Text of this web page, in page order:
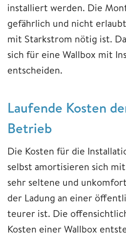
installiert werden. Die
gefährlich und nicht
mit Starkstrom nötig ist.
sich für eine Wallbox mit
entscheiden.
Laufende Kosten
Betrieb
Die Kosten für die
selbst amortisieren sich
sehr seltene und
der Ladung an einer
teurer ist. Die
Kosten einer Wallbox